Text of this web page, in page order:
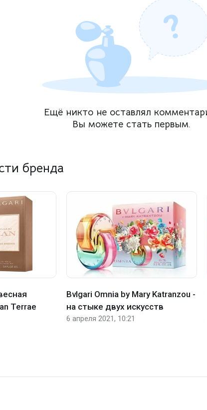
Ещё никто не оставлял
Вы можете стать первым.
бренда
Terrae
Bvlgari Omnia by Mary Katranzou -
на стыке двух искусств
6 апреля 2021, 10:21